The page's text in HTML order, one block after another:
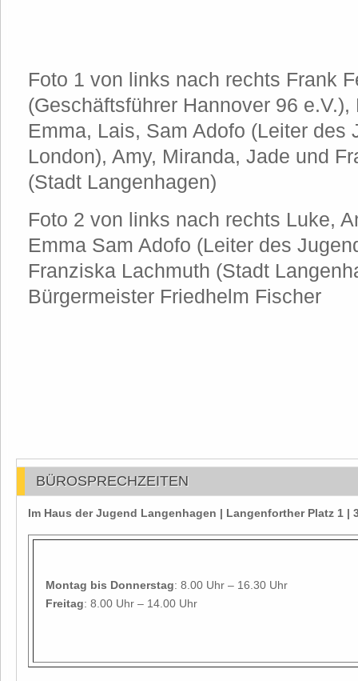
Foto 1 von links nach rechts Frank
(Geschäftsführer Hannover 96
Emma, Lais, Sam Adofo (Leiter des
London), Amy, Miranda, Jade und
(Stadt Langenhagen)
Foto 2 von links nach rechts Luke,
Emma Sam Adofo (Leiter des
Franziska Lachmuth (Stadt
Bürgermeister Friedhelm Fischer
BÜROSPRECHZEITEN
Im Haus der Jugend Langenhagen | Langenforther Platz 1 |
Montag bis Donnerstag: 8.00 Uhr – 16.30 Uhr
Freitag: 8.00 Uhr – 14.00 Uhr